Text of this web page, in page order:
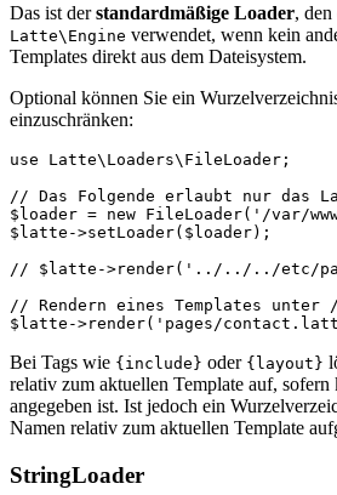
Das ist derstandardmäßige Loader,
Latte\Engine verwendet, wenn kein
Templates direkt aus dem Dateisystem.
Optional können Sie ein
einzuschränken:
use Latte\Loaders\FileLoader;
// Das Folgende erlaubt nur das
$loader = new FileLoader('/var/
$latte->setLoader($loader);
// $latte->render('../../../etc/
// Rendern eines Templates unter
Bei Tags wie {include} oder {layout}
relativ zum aktuellen Template auf, sofern
angegeben ist. Ist jedoch ein
Namen relativ zum aktuellen Template
StringLoader